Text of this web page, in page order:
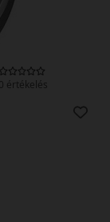
0 értékelés